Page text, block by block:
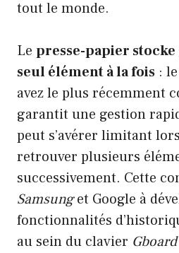
tout le monde.
Le presse-papier
seul élément à la fois :
avez le plus récemment
garantit une gestion
peut s’avérer limitant
retrouver plusieurs
successivement. Cette
Samsunget Google à
fonctionnalités
au sein du clavier Gboard